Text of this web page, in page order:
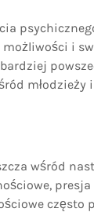
możliwości i
młodzieży i
wśród
presja
często